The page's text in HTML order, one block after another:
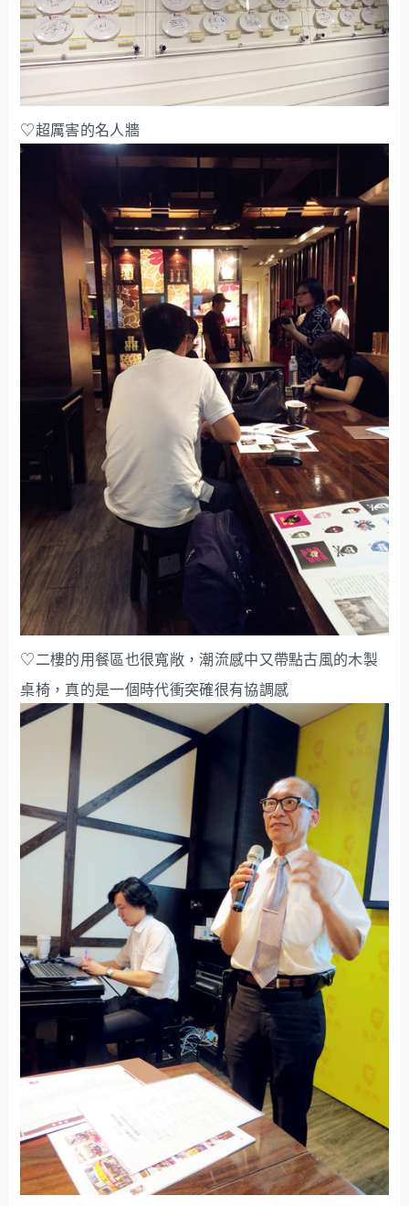
♡超厲害的名人牆
♡二樓的用餐區也很寬敞，潮流感中又帶點古風的木製
桌椅，真的是一個時代衝突確很有協調感